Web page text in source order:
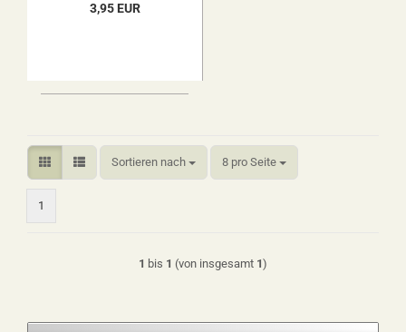
3,95 EUR
Sortieren nach
Sortieren nach 8 pro Seite
pro Seite
1
1 bis 1 (von insgesamt 1)